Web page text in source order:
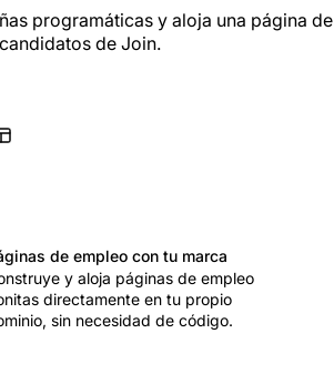
programáticas y aloja una página de
de Join.
de empleo con tu marca
y aloja páginas de empleo
directamente en tu propio
sin necesidad de código.